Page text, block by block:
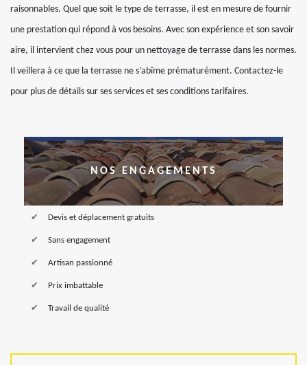
raisonnables. Quel que soit le type de terrasse, il est en mesure de fournir
une prestation qui répond à vos besoins. Avec son expérience et son savoir
aire, il intervient chez vous pour un nettoyage de terrasse dans les normes.
Il veillera à ce que la terrasse ne s’abîme prématurément. Contactez-le
pour plus de détails sur ses services et ses conditions tarifaires.
NOS ENGAGEMENTS
Devis et déplacement gratuits
Sans engagement
Artisan passionné
Prix imbattable
Travail de qualité